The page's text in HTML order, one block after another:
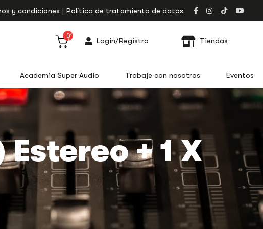
y condiciones
Política de tratamiento de datos
0
Login/Registro Tiendas
Academia Super Audio Trabaje con nosotros Eventos
+ 1 X